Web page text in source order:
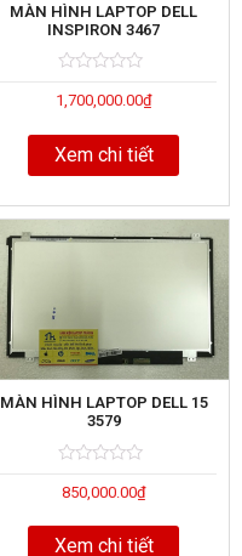
MÀN HÌNH LAPTOP DELL
INSPIRON 3467
0
of
1,700,000.00₫
Xem chi tiết
MÀN HÌNH LAPTOP DELL 15
3579
0
of
850,000.00₫
Xem chi tiết